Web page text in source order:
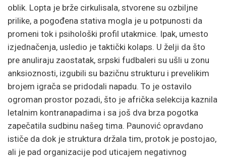
oblik. Lopta je brže cirkulisala, stvorene su ozbiljne
prilike, a pogođena stativa mogla je u potpunosti da
promeni tok i psihološki profil utakmice. Ipak, umesto
izjednačenja, usledio je taktički kolaps. U želji da što
pre anuliraju zaostatak, srpski fudbaleri su ušli u zonu
anksioznosti, izgubili su bazičnu strukturu i prevelikim
brojem igrača se pridodali napadu. To je ostavilo
ogroman prostor pozadi, što je afrička selekcija kaznila
letalnim kontranapadima i sa još dva brza pogotka
zapečatila sudbinu našeg tima. Paunović opravdano
ističe da dok je struktura držala tim, protok je postojao,
ali je pad organizacije pod uticajem negativnog